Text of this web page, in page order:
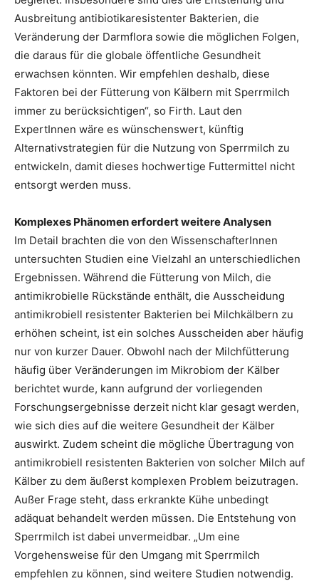
Ausbreitung antibiotikaresistenter Bakterien, die
Veränderung der Darmflora sowie die möglichen Folgen,
die daraus für die globale öffentliche Gesundheit
erwachsen könnten. Wir empfehlen deshalb, diese
Faktoren bei der Fütterung von Kälbern mit Sperrmilch
immer zu berücksichtigen“, so Firth. Laut den
ExpertInnen wäre es wünschenswert, künftig
Alternativstrategien für die Nutzung von Sperrmilch zu
entwickeln, damit dieses hochwertige Futtermittel nicht
entsorgt werden muss.
Komplexes Phänomen erfordert weitere Analysen
Im Detail brachten die von den WissenschafterInnen
untersuchten Studien eine Vielzahl an unterschiedlichen
Ergebnissen. Während die Fütterung von Milch, die
antimikrobielle Rückstände enthält, die Ausscheidung
antimikrobiell resistenter Bakterien bei Milchkälbern zu
erhöhen scheint, ist ein solches Ausscheiden aber häufig
nur von kurzer Dauer. Obwohl nach der Milchfütterung
häufig über Veränderungen im Mikrobiom der Kälber
berichtet wurde, kann aufgrund der vorliegenden
Forschungsergebnisse derzeit nicht klar gesagt werden,
wie sich dies auf die weitere Gesundheit der Kälber
auswirkt. Zudem scheint die mögliche Übertragung von
antimikrobiell resistenten Bakterien von solcher Milch auf
Kälber zu dem äußerst komplexen Problem beizutragen.
Außer Frage steht, dass erkrankte Kühe unbedingt
adäquat behandelt werden müssen. Die Entstehung von
Sperrmilch ist dabei unvermeidbar. „Um eine
Vorgehensweise für den Umgang mit Sperrmilch
empfehlen zu können, sind weitere Studien notwendig.